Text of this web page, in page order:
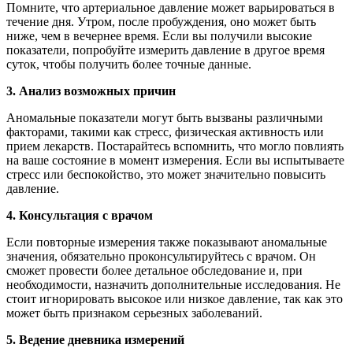
Помните, что артериальное давление может варьироваться в
течение дня. Утром, после пробуждения, оно может быть
ниже, чем в вечернее время. Если вы получили высокие
показатели, попробуйте измерить давление в другое время
суток, чтобы получить более точные данные.
3. Анализ возможных причин
Аномальные показатели могут быть вызваны различными
факторами, такими как стресс, физическая активность или
прием лекарств. Постарайтесь вспомнить, что могло повлиять
на ваше состояние в момент измерения. Если вы испытываете
стресс или беспокойство, это может значительно повысить
давление.
4. Консультация с врачом
Если повторные измерения также показывают аномальные
значения, обязательно проконсультируйтесь с врачом. Он
сможет провести более детальное обследование и, при
необходимости, назначить дополнительные исследования. Не
стоит игнорировать высокое или низкое давление, так как это
может быть признаком серьезных заболеваний.
5. Ведение дневника измерений